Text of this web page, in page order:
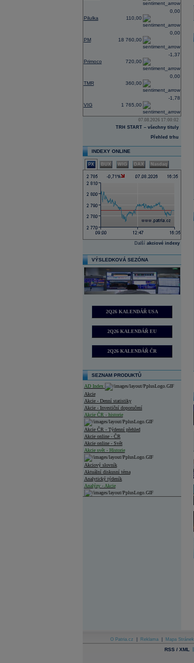
Pilulka 110,00
0,00
PM 18 760,00
0,00
Primoco 720,00
-1,37
TMR 360,00
0,00
VIG 1 765,00
-1,78
07.08.2026 17:00:02
TRH START – všechny tituly
Přehled trhu
INDEXY ONLINE
PX BUX WIG DAX Nasdaq
Další akciové indexy
VÝSLEDKOVÁ SEZÓNA
2Q26 KALENDÁŘ USA
2Q26 KALENDÁŘ EU
2Q26 KALENDÁŘ ČR
SEZNAM PRODUKTŮ
AD Index
Akcie
Akcie - Denní statistiky
Akcie - Investiční doporučení
Akcie ČR - historie
Akcie ČR - Týdenní přehled
Akcie online - ČR
Akcie online - Svět
Akcie svět - Historie
Akciový slovník
Aktuální diskusní téma
Analytický týdeník
Analýzy - Akcie
Archiv - Měsíční makroekonomické přehledy
O Patria.cz Reklama Mapa Stránek
RSS / XML |